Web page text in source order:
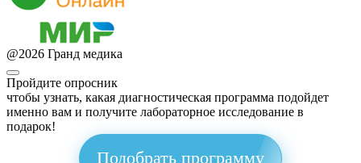
@2026 Гранд медика
Пройдите опросник
чтобы узнать, какая диагностическая программа подойдет
именно вам и получите лабораторное исследование в
подарок!
Подобрать программу